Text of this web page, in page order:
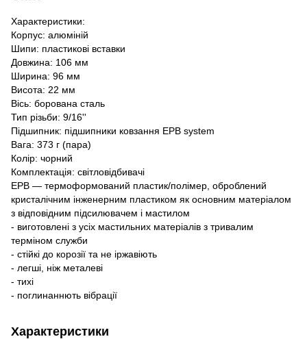
Характеристики:
Корпус: алюміній
Шипи: пластикові вставки
Довжина: 106 мм
Ширина: 96 мм
Висота: 22 мм
Вісь: борована сталь
Тип різьби: 9/16''
Підшипник: підшипники ковзання EPB system
Вага: 373 г (пара)
Колір: чорний
Комплектація: світловідбивачі
EPB — термоформований пластик/полімер, оброблений
кристалічним інженерним пластиком як основним матеріалом
з відповідним підсилювачем і мастилом
- виготовлені з усіх мастильних матеріалів з тривалим
терміном служби
- стійкі до корозії та не іржавіють
- легші, ніж металеві
- тихі
- поглинаннють вібрації
Характеристики